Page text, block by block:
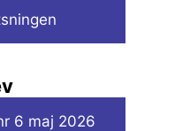
6 maj 2026